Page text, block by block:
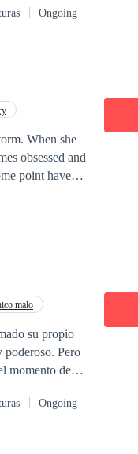
Ongoing
When she
obsessed and
point have
malo
su propio
poderoso. Pero
momento de
termino en
Ongoing